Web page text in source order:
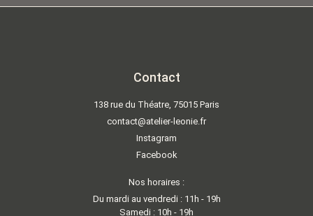
Contact
138 rue du Théatre, 75015 Paris
contact@atelier-leonie.fr
Instagram
Facebook
Nos horaires :
Du mardi au vendredi : 11h - 19h
Samedi : 10h - 19h